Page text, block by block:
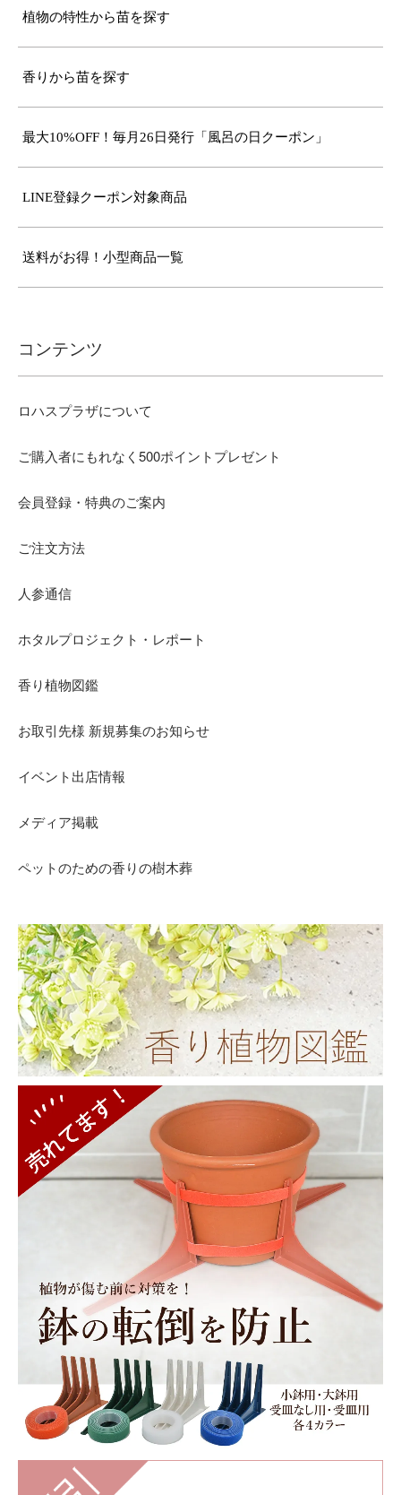
植物の特性から苗を探す
香りから苗を探す
最大10%OFF！毎月26日発行「風呂の日クーポン」
LINE登録クーポン対象商品
送料がお得！小型商品一覧
コンテンツ
ロハスプラザについて
ご購入者にもれなく500ポイントプレゼント
会員登録・特典のご案内
ご注文方法
人参通信
ホタルプロジェクト・レポート
香り植物図鑑
お取引先様 新規募集のお知らせ
イベント出店情報
メディア掲載
ペットのための香りの樹木葬